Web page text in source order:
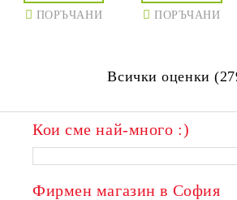
ПОРЪЧАНИ ПОРЪЧАНИ
Всички оценки
Кои сме най-много :)
Фирмен магазин в София